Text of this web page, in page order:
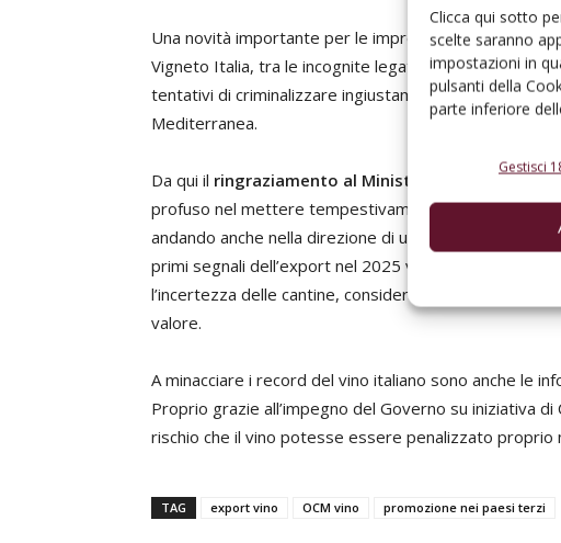
Clicca qui sotto
scelte saranno
impostazioni in
pulsanti della
parte inferiore
Gestisci
Una novità importante per le imprese - commenta
Vigneto Italia, tra le incognite legate alla guerra dei
tentativi di criminalizzare ingiustamente un alimento
Mediterranea.
Da qui il ringraziamento al Ministro Lollobrigidae
profuso nel mettere tempestivamente a
andando anche nella direzione di una
maggiore
primi segnali dell’export nel 2025 vedono il segno
l’incertezza delle cantine, considerato che proprio
valore.
A minacciare i record del vino italiano sono anche le
Proprio grazie all’impegno del Governo su iniziativa
rischio che il vino potesse essere penalizzato proprio
TAG export vino OCM vino promozione nei paesi terzi